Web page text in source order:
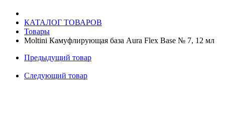
КАТАЛОГ ТОВАРОВ
Товары
Moltini Камуфлирующая база Aura Flex Base № 7, 12 мл
Предыдущий товар
Следующий товар